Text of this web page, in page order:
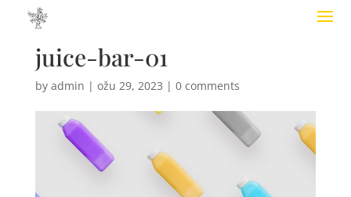
juice-bar-01
by admin | ožu 29, 2023 | 0 comments